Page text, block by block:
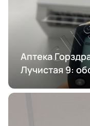
Аптека
Лучистая 9: